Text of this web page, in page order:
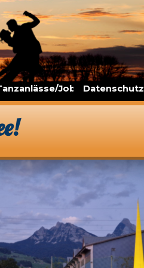
▼ Jobs Datenschutz